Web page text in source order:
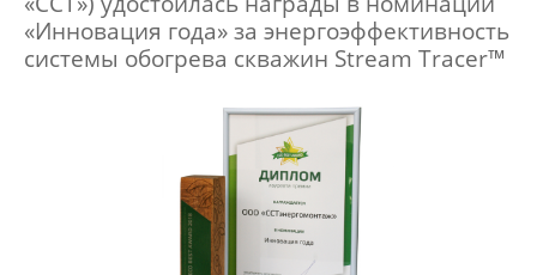
«Инновация года» за энергоэффективность
системы обогрева скважин Stream Tracer™